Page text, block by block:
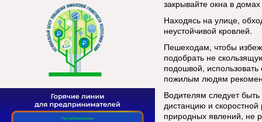
закрывайте окна в
Находясь на улице,
неустойчивой кровлей.
Пешеходам, чтобы
подобрать не
подошвой,
пожилым людям
Водителям следует
дистанцию и
природных явлений, не